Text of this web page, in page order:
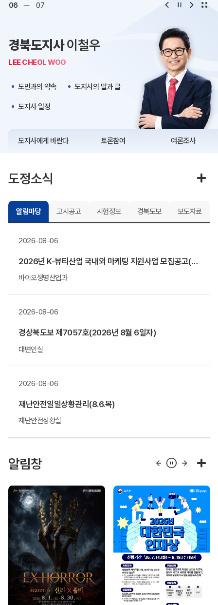
K보듬 6000
정보공개
06 07
경북도지사이철우
LEE CHEOL WOO
도민과의 약속 도지사의 말과 글
도지사 일정
도지사에게 바란다 토론참여 여론조사
도정소식
알림마당 고시공고 시험정보 경북도보 보도자료
2026-08-06
2026년 K-뷰티산업 국내외 마케팅 지원사업 모집공고(말레이시아&우즈베키스탄 공동관)
바이오생명산업과
2026-08-06
경상북도보 제7057호(2026년 8월 6일자)
대변인실
2026-08-06
재난안전일일상황관리(8.6.목)
재난안전상황실
알림창